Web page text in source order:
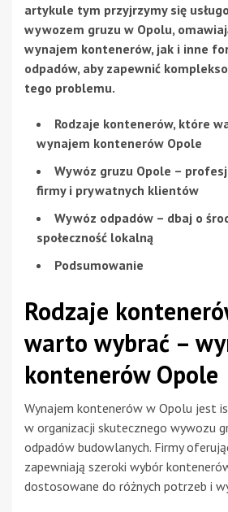
artykule tym przyjrzymy się
wywozem gruzu w Opolu,
wynajem kontenerów, jak i inne
odpadów, aby zapewnić
tego problemu.
Rodzaje kontenerów, które
wynajem kontenerów Opole
Wywóz gruzu Opole –
firmy i prywatnych klientów
Wywóz odpadów – dbaj o
społeczność lokalną
Podsumowanie
Rodzaje
warto wybrać –
kontenerów Opole
Wynajem kontenerów w Opolu jest
w organizacji skutecznego wywozu
odpadów budowlanych. Firmy
zapewniają szeroki wybór
dostosowane do różnych potrzeb i